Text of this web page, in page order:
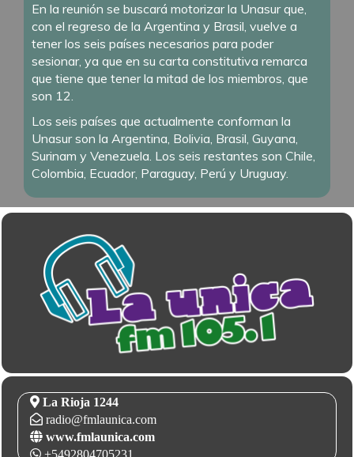
En la reunión se buscará motorizar la Unasur que,
con el regreso de la Argentina y Brasil, vuelve a
tener los seis países necesarios para poder
sesionar, ya que en su carta constitutiva remarca
que tiene que tener la mitad de los miembros, que
son 12.
Los seis países que actualmente conforman la
Unasur son la Argentina, Bolivia, Brasil, Guyana,
Surinam y Venezuela. Los seis restantes son Chile,
Colombia, Ecuador, Paraguay, Perú y Uruguay.
La Rioja 1244
radio@fmlaunica.com
www.fmlaunica.com
+5492804705231